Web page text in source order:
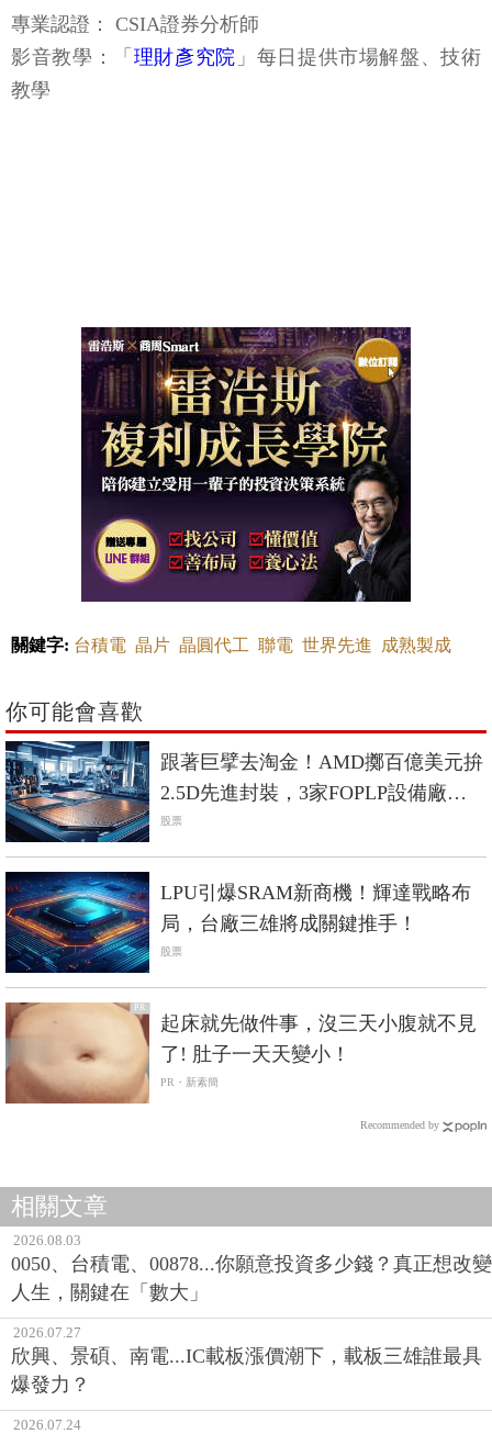
專業認證： CSIA證券分析師
影音教學：「 理財彥究院 」每日提供市場解盤、技術
教學
關鍵字: 台積電 晶片 晶圓代工 聯電 世界先進 成熟製成
你可能會喜歡
跟著巨擘去淘金！AMD擲百億美元拚
2.5D先進封裝，3家FOPLP設備廠搶
商機
股票
LPU引爆SRAM新商機！輝達戰略布
局，台廠三雄將成關鍵推手！
股票
PR
起床就先做件事，沒三天小腹就不見
了! 肚子一天天變小！
PR・新素簡
Recommended by
相關文章
2026.08.03
0050、台積電、00878...你願意投資多少錢？真正想改變
人生，關鍵在「數大」
2026.07.27
欣興、景碩、南電...IC載板漲價潮下，載板三雄誰最具
爆發力？
2026.07.24